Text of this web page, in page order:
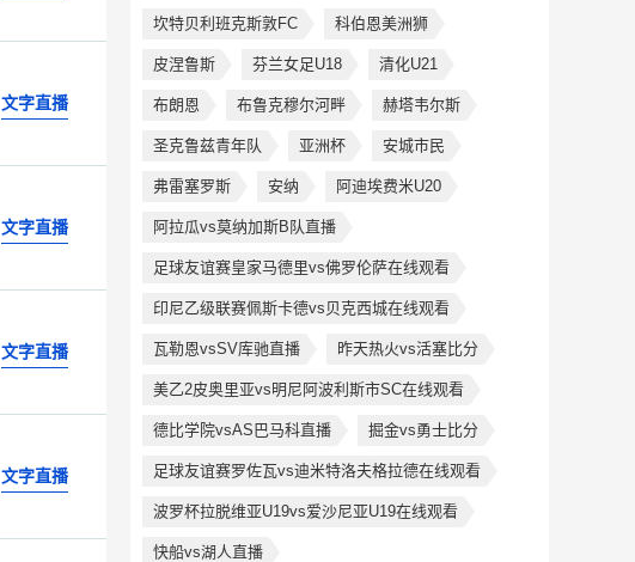
文字直播
文字直播
文字直播
文字直播
坎特贝利班克斯敦FC 科伯恩美洲狮
皮涅鲁斯 芬兰女足U18 清化U21
布朗恩 布鲁克穆尔河畔 赫塔韦尔斯
圣克鲁兹青年队 亚洲杯 安城市民
弗雷塞罗斯 安纳 阿迪埃费米U20
阿拉瓜vs莫纳加斯B队直播
足球友谊赛皇家马德里vs佛罗伦萨在线观看
印尼乙级联赛佩斯卡德vs贝克西城在线观看
瓦勒恩vsSV库驰直播 昨天热火vs活塞比分
美乙2皮奥里亚vs明尼阿波利斯市SC在线观看
德比学院vsAS巴马科直播 掘金vs勇士比分
足球友谊赛罗佐瓦vs迪米特洛夫格拉德在线观看
波罗杯拉脱维亚U19vs爱沙尼亚U19在线观看
快船vs湖人直播